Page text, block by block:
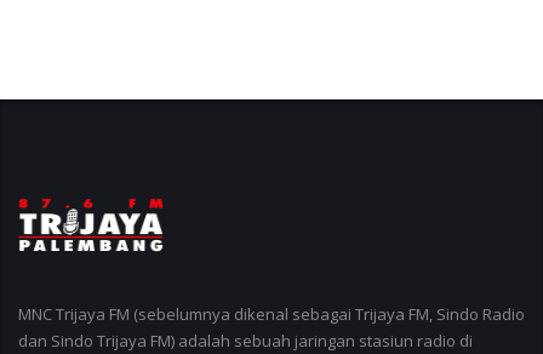
MNC Trijaya FM (sebelumnya dikenal sebagai Trijaya FM, Sindo Radio
dan Sindo Trijaya FM) adalah sebuah jaringan stasiun radio di